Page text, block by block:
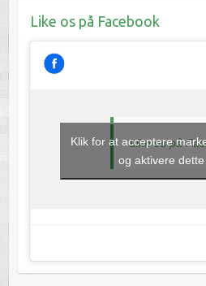
Like os på Facebook
Like os på
Klik for at acceptere
og aktivere